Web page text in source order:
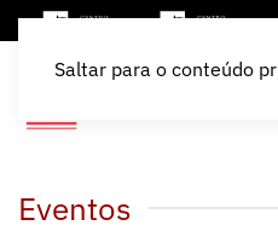
Saltar para o conteúdo
Eventos